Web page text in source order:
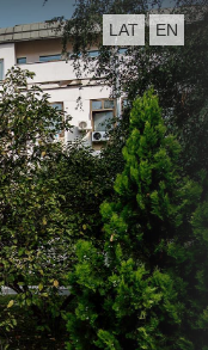
LAT EN